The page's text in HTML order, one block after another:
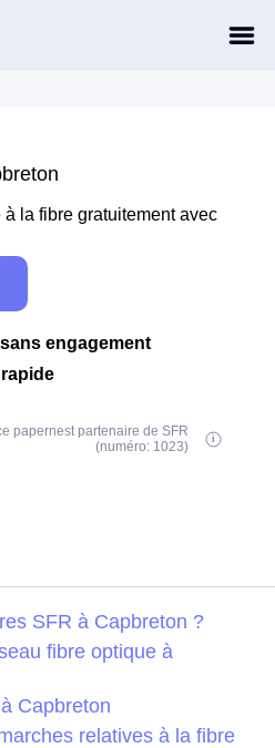
la fibre gratuitement avec
engagement
papernest partenaire de SFR
(numéro: 1023)
SFR à Capbreton ?
fibre optique à
Capbreton
relatives à la fibre